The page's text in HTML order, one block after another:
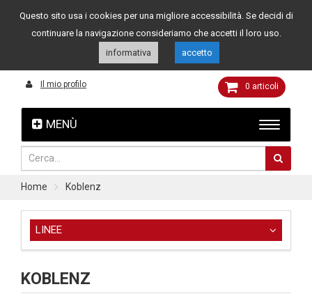
Assistenza clienti 049 8015108 349 4262144
MENÙ
Il mio profilo 0 articoli
Home Koblenz
LINEE
KOBLENZ
Questo sito usa i cookies per una migliore accessibilità. Se decidi di
continuare la navigazione consideriamo che accetti il loro uso.
informativa
accetto